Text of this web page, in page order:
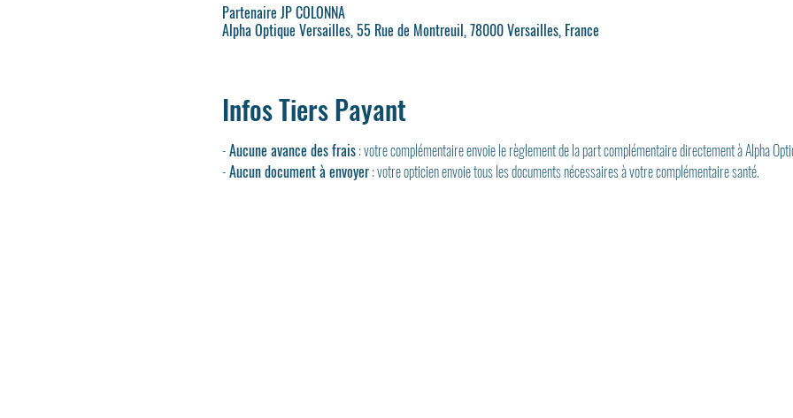
Partenaire JP COLONNA
Alpha Optique Versailles, 55 Rue de Montreuil, 78000 Versailles, France
Infos Tiers Payant
- Aucune avance des frais : votre complémentaire envoie le règlement de la part complémentaire directement à Alpha
- Aucun document à envoyer : votre opticien envoie tous les documents nécessaires à votre complémentaire santé.